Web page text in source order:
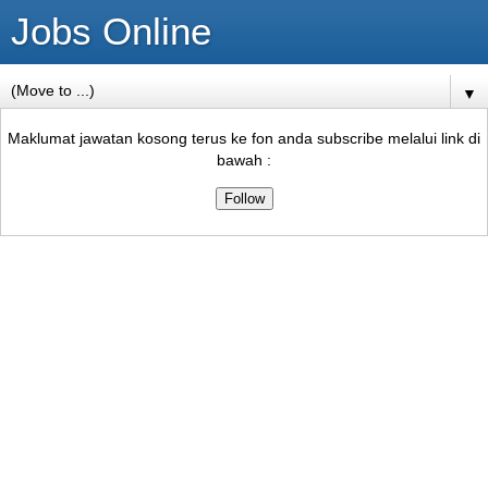
Jobs Online
▼
Maklumat jawatan kosong terus ke fon anda subscribe melalui link di
bawah :